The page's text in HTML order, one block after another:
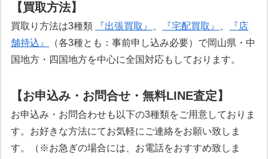
【買取方法】
買取り方法は3種類 『出張買取』 『宅配買取』
『店
舗持込』
（各3種とも：事前申し込み必要）で岡山県・中
国地方・四国地方を中心に全国対応もしております。
【お申込み・お問合せ・無料LINE査定】
お申込み・お問合わせも以下の3種類をご用意しておりま
す。お好きな方法にてお気軽にご連絡をお願い致しま
す。（※お急ぎの場合には、お電話をおすすめ致しま